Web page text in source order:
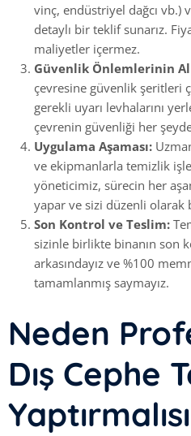
vinç, endüstriyel dağcı vb.)
detaylı bir teklif sunarız.
maliyetler içermez.
Güvenlik Önlemlerinin
çevresine güvenlik şeritleri
gerekli uyarı levhalarını
çevrenin güvenliği her
Uygulama Aşaması:
ve ekipmanlarla temizlik
yöneticimiz, sürecin her
yapar ve sizi düzenli olarak
Son Kontrol ve Teslim:
sizinle birlikte binanın son
arkasındayız ve %100
tamamlanmış saymayız.
Neden
Dış Cephe